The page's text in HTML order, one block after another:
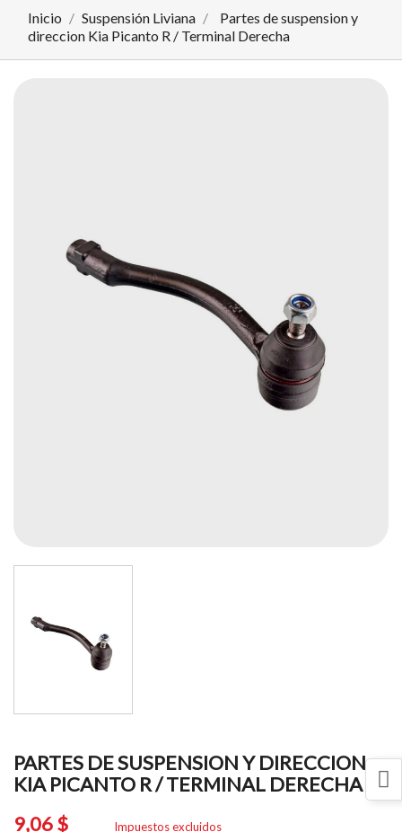
Inicio Suspensión Liviana
Partes de suspension y
direccion Kia Picanto R / Terminal Derecha
PARTES DE SUSPENSION Y DIRECCION
KIA PICANTO R / TERMINAL DERECHA
9,06 $
Impuestos excluidos